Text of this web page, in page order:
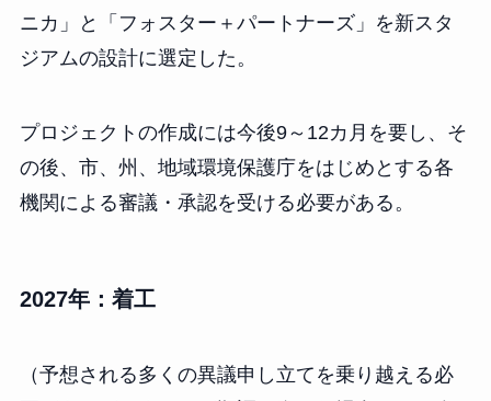
ニカ」と「フォスター＋パートナーズ」を新スタ
ジアムの設計に選定した。
プロジェクトの作成には今後9～12カ月を要し、そ
の後、市、州、地域環境保護庁をはじめとする各
機関による審議・承認を受ける必要がある。
2027年：着工
（予想される多くの異議申し立てを乗り越える必